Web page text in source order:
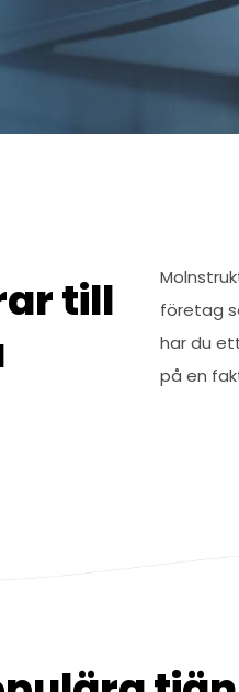
till
företag
har du
på en